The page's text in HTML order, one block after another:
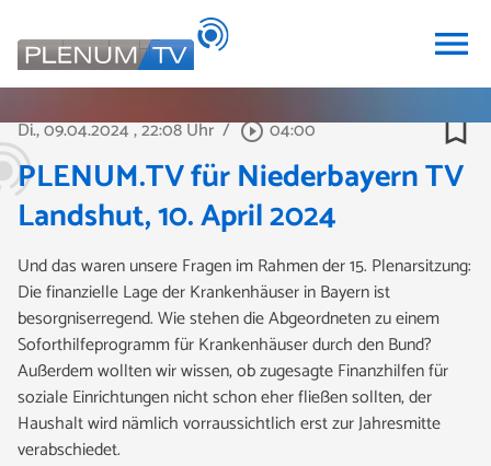
menu
Di., 09.04.2024, 22:08 Uhr / play_circle_outline04:00 bookmark_border
PLENUM.TV für Niederbayern TV
Landshut, 10. April 2024
Und das waren unsere Fragen im Rahmen der 15. Plenarsitzung:
Die finanzielle Lage der Krankenhäuser in Bayern ist
besorgniserregend. Wie stehen die Abgeordneten zu einem
Soforthilfeprogramm für Krankenhäuser durch den Bund?
Außerdem wollten wir wissen, ob zugesagte Finanzhilfen für
soziale Einrichtungen nicht schon eher fließen sollten, der
Haushalt wird nämlich vorraussichtlich erst zur Jahresmitte
verabschiedet.